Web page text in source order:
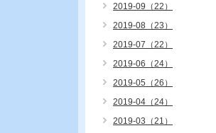
2019-09（22）
2019-08（23）
2019-07（22）
2019-06（24）
2019-05（26）
2019-04（24）
2019-03（21）